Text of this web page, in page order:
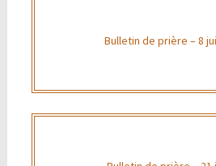
Bulletin de prière – 8